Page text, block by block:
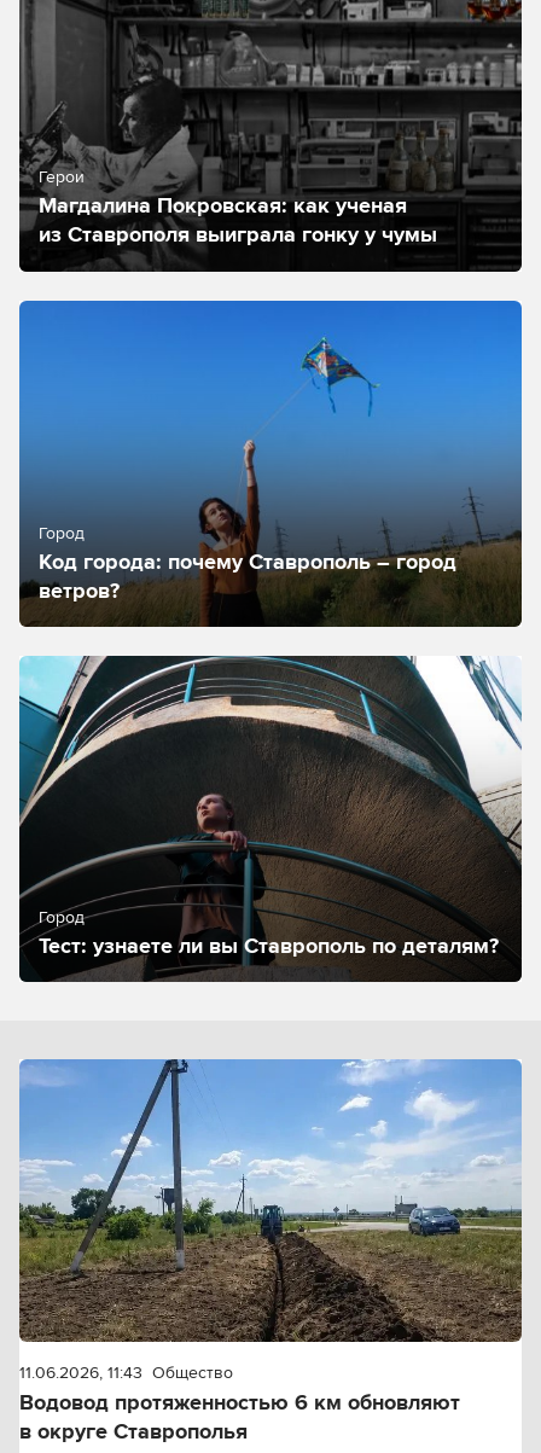
Герои
Магдалина Покровская: как ученая
из Ставрополя выиграла гонку у чумы
Город
Код города: почему Ставрополь – город
ветров?
Город
Тест: узнаете ли вы Ставрополь по деталям?
11.06.2026, 11:43 Общество
Водовод протяженностью 6 км обновляют
в округе Ставрополья